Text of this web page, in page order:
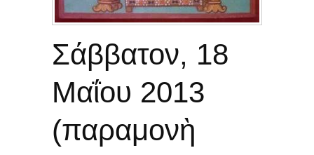
Σάββατον, 18
Μαΐου 2013
(παραμονὴ